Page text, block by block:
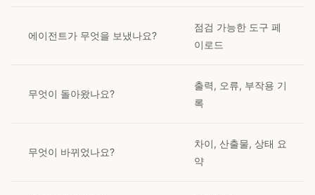
에이전트가 무엇을 보냈나요?
점검 가능한 도구 페
이로드
무엇이 돌아왔나요?
출력, 오류, 부작용 기
록
무엇이 바뀌었나요?
차이, 산출물, 상태 요
약